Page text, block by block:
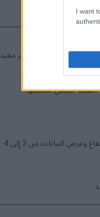
I want
بعض الظل بعد الظهر مفيد
الثقيلة فينبغي تحسينها.
تتباعد الصفوف من 4 إلى 6 أقدام؛ ويمكن أن يصل ارتفاع وعرض النباتات من 3 إلى 4